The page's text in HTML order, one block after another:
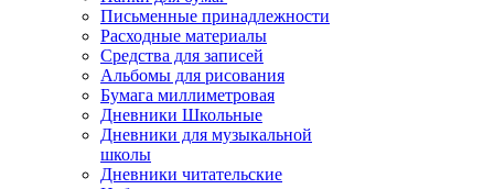
Письменные принадлежности
Расходные материалы
Средства для записей
Альбомы для рисования
Бумага миллиметровая
Дневники Школьные
Дневники для музыкальной
школы
Дневники читательские